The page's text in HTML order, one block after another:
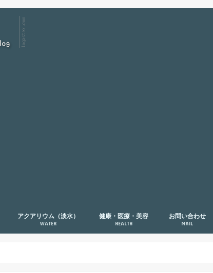
アクアリウム（淡水）
WATER
健康・医療・美容
HEALTH
お問い合わせ
MAIL